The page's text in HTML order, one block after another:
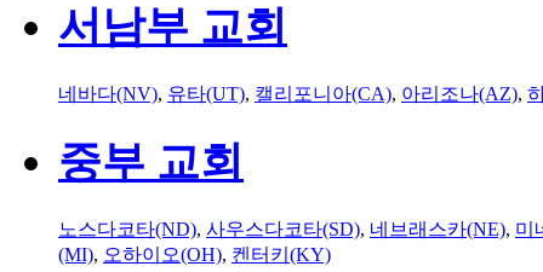
서남부 교회
네바다(NV), 유타(UT), 캘리포니아(CA), 아리조나(AZ),
중부 교회
노스다코타(ND), 사우스다코타(SD), 네브래스카(NE), 미
(MI), 오하이오(OH), 켄터키(KY)